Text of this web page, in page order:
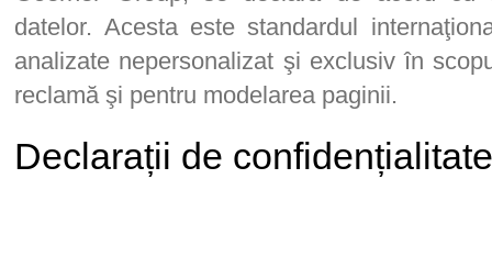
datelor. Acesta este standardul
analizate nepersonalizat şi exclusiv în
reclamă şi pentru modelarea paginii.
Declarații de